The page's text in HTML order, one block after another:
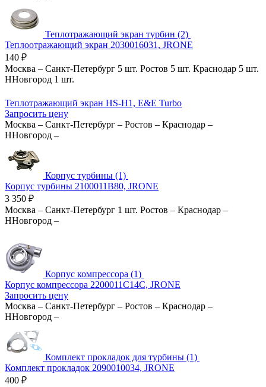
Теплотражающий экран турбин (2)
Теплоотражающий экран 2030016031, JRONE
140 ₽
Москва – Санкт-Петербург 5 шт. Ростов 5 шт. Краснодар 5 шт.
ННовгород 1 шт.
Теплотражающий экран HS-H1, E&E Turbo
Запросить цену
Москва – Санкт-Петербург – Ростов – Краснодар –
ННовгород –
Корпус турбины (1)
Корпус турбины 2100011B80, JRONE
3 350 ₽
Москва – Санкт-Петербург 1 шт. Ростов – Краснодар –
ННовгород –
Корпус компрессора (1)
Корпус компрессора 2200011C14C, JRONE
Запросить цену
Москва – Санкт-Петербург – Ростов – Краснодар –
ННовгород –
Комплект прокладок для турбины (1)
Комплект прокладок 2090010034, JRONE
400 ₽